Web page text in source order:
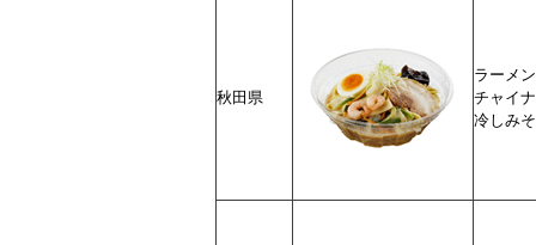
秋田県
ラーメ
チャイ
冷しみ